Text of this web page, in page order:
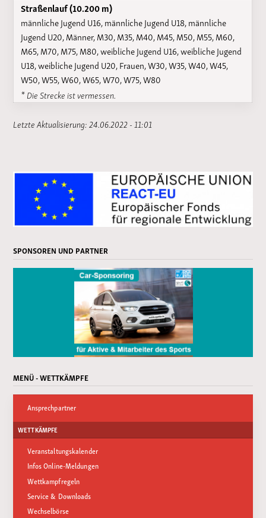
Straßenlauf (10.200 m)
männliche Jugend U16, männliche Jugend U18, männliche
Jugend U20, Männer, M30, M35, M40, M45, M50, M55, M60,
M65, M70, M75, M80, weibliche Jugend U16, weibliche Jugend
U18, weibliche Jugend U20, Frauen, W30, W35, W40, W45,
W50, W55, W60, W65, W70, W75, W80
* Die Strecke ist vermessen.
Letzte Aktualisierung: 24.06.2022 - 11:01
SPONSOREN UND PARTNER
MENÜ - WETTKÄMPFE
Ansprechpartner
WETTKÄMPFE
Veranstaltungskalender
Infos Online-Meldungen
Wettkampfregeln
Service & Downloads
Wechselbörse